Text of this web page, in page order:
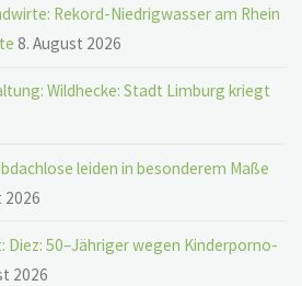
Rekord-Niedrigwasser am Rhein
8. August 2026
Wildhecke: Stadt Limburg kriegt
leiden in besonderem Maße
2026
Diez: 50–Jähriger wegen Kinderporno-
2026